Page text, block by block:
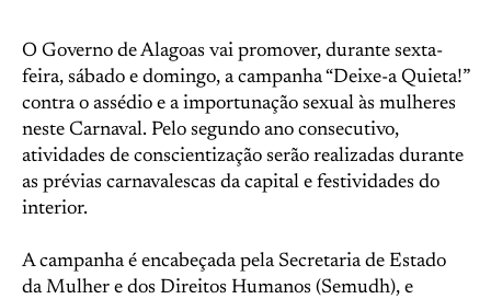
O Governo de Alagoas vai promover, durante sexta-
feira, sábado e domingo, a campanha “Deixe-a Quieta!”
contra o assédio e a importunação sexual às mulheres
neste Carnaval. Pelo segundo ano consecutivo,
atividades de conscientização serão realizadas durante
as prévias carnavalescas da capital e festividades do
interior.
A campanha é encabeçada pela Secretaria de Estado
da Mulher e dos Direitos Humanos (Semudh), e